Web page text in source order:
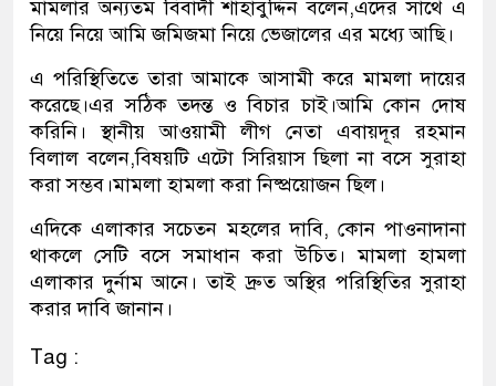
মামলার অন্যতম বিবাদী শাহাবুদ্দিন বলেন,এদের সাথে এ
নিয়ে নিয়ে আমি জমিজমা নিয়ে ভেজালের এর মধ্যে আছি।
এ পরিস্থিতিতে তারা আমাকে আসামী করে মামলা দায়ের
করেছে।এর সঠিক তদন্ত ও বিচার চাই।আমি কোন দোষ
করিনি। স্থানীয় আওয়ামী লীগ নেতা এবায়দূর রহমান
বিলাল বলেন,বিষয়টি এটো সিরিয়াস ছিলা না বসে সুরাহা
করা সম্ভব।মামলা হামলা করা নিষ্প্রয়োজন ছিল।
এদিকে এলাকার সচেতন মহলের দাবি, কোন পাওনাদানা
থাকলে সেটি বসে সমাধান করা উচিত। মামলা হামলা
এলাকার দুর্নাম আনে। তাই দ্রুত অস্থির পরিস্থিতির সুরাহা
করার দাবি জানান।
Tag :